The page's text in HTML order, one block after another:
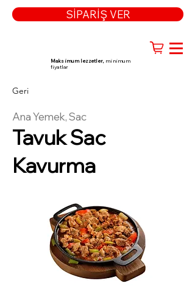
SİPARİŞ VER
Maksimum lezzetler, minimum
fiyatlar
Geri
Ana Yemek, Sac
Tavuk Sac
Kavurma